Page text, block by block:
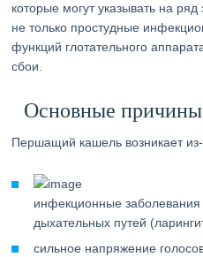
которые могут указывать на
не только простудные
функций глотательного
сбои.
Основные
Першащий кашель возникает из-
инфекционные
дыхательных путей
сильное напряжение